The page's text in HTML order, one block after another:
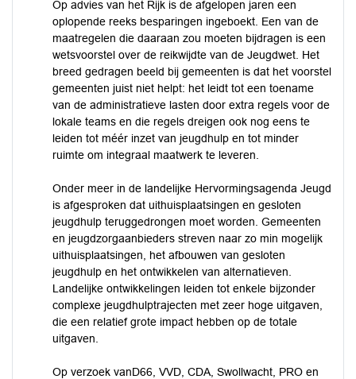
Op advies van het Rijk is de afgelopen jaren een
oplopende reeks besparingen ingeboekt. Een van de
maatregelen die daaraan zou moeten bijdragen is een
wetsvoorstel over de reikwijdte van de Jeugdwet. Het
breed gedragen beeld bij gemeenten is dat het voorstel
gemeenten juist niet helpt: het leidt tot een toename
van de administratieve lasten door extra regels voor de
lokale teams en die regels dreigen ook nog eens te
leiden tot méér inzet van jeugdhulp en tot minder
ruimte om integraal maatwerk te leveren.
Onder meer in de landelijke Hervormingsagenda Jeugd
is afgesproken dat uithuisplaatsingen en gesloten
jeugdhulp teruggedrongen moet worden. Gemeenten
en jeugdzorgaanbieders streven naar zo min mogelijk
uithuisplaatsingen, het afbouwen van gesloten
jeugdhulp en het ontwikkelen van alternatieven.
Landelijke ontwikkelingen leiden tot enkele bijzonder
complexe jeugdhulptrajecten met zeer hoge uitgaven,
die een relatief grote impact hebben op de totale
uitgaven.
Op verzoek vanD66, VVD, CDA, Swollwacht, PRO en